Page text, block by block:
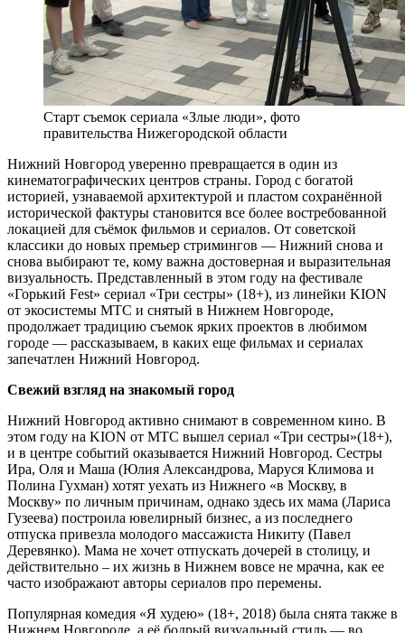
Старт съемок сериала «Злые люди», фото
правительства Нижегородской области
Нижний Новгород уверенно превращается в один из
кинематографических центров страны. Город с богатой
историей, узнаваемой архитектурой и пластом сохранённой
исторической фактуры становится все более востребованной
локацией для съёмок фильмов и сериалов. От советской
классики до новых премьер стримингов — Нижний снова и
снова выбирают те, кому важна достоверная и выразительная
визуальность. Представленный в этом году на фестивале
«Горький Fest» сериал «Три сестры» (18+), из линейки KION
от экосистемы МТС и снятый в Нижнем Новгороде,
продолжает традицию съемок ярких проектов в любимом
городе — рассказываем, в каких еще фильмах и сериалах
запечатлен Нижний Новгород.
Свежий взгляд на знакомый город
Нижний Новгород активно снимают в современном кино. В
этом году на KION от МТС вышел сериал «Три сестры»(18+),
и в центре событий оказывается Нижний Новгород. Сестры
Ира, Оля и Маша (Юлия Александрова, Маруся Климова и
Полина Гухман) хотят уехать из Нижнего «в Москву, в
Москву» по личным причинам, однако здесь их мама (Лариса
Гузеева) построила ювелирный бизнес, а из последнего
отпуска привезла молодого массажиста Никиту (Павел
Деревянко). Мама не хочет отпускать дочерей в столицу, и
действительно – их жизнь в Нижнем вовсе не мрачна, как ее
часто изображают авторы сериалов про перемены.
Популярная комедия «Я худею» (18+, 2018) была снята также в
Нижнем Новгороде, а её бодрый визуальный стиль — во